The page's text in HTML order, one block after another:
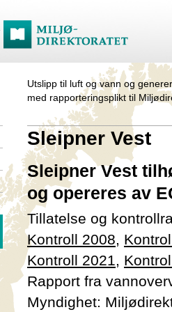
Utslipp til luft og vann og
med rapporteringsplikt til
Sleipner Vest
Sleipner Vest
og opereres av
Tillatelse og
Kontroll 2008,
Kontroll 2021,
Rapport fra
Myndighet: